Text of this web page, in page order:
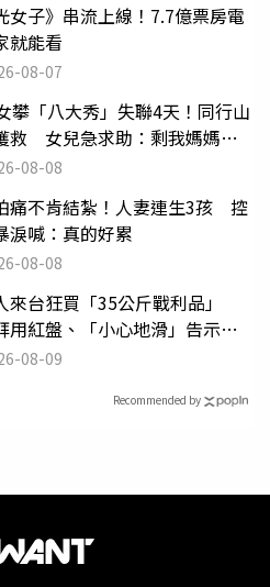
女子》串流上線！7.7億票房電
就能看
08-07
攀「八大秀」失聯4天！同行山
救 女兒急求助：剩我媽媽還
08-08
痛不肯結紮！人妻連生3孩 控
淚喊：真的好累
08-08
來台狂買「35公斤戰利品」
用紅盤、「小心地滑」告示牌
家08-09
Recommended by